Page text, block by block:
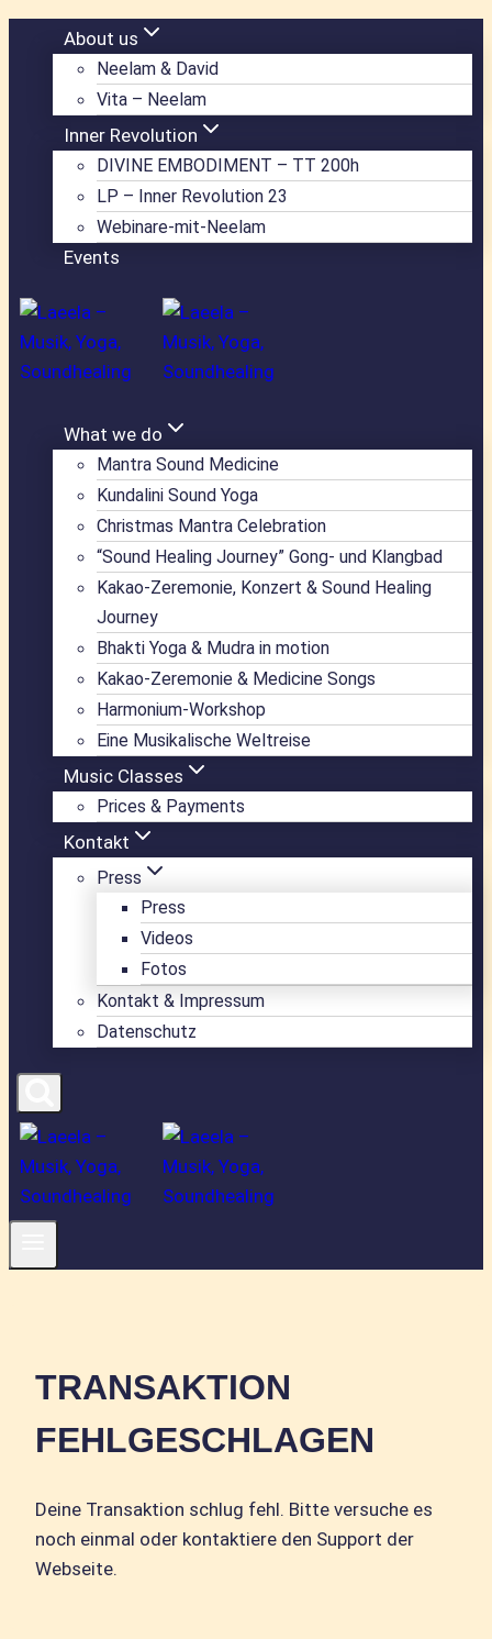
About us
Neelam & David
Vita – Neelam
Inner Revolution
DIVINE EMBODIMENT – TT 200h
LP – Inner Revolution 23
Webinare-mit-Neelam
Events
What we do
Mantra Sound Medicine
Kundalini Sound Yoga
Christmas Mantra Celebration
“Sound Healing Journey” Gong- und Klangbad
Kakao-Zeremonie, Konzert & Sound Healing
Journey
Bhakti Yoga & Mudra in motion
Kakao-Zeremonie & Medicine Songs
Harmonium-Workshop
Eine Musikalische Weltreise
Music Classes
Prices & Payments
Kontakt
Press
Press
Videos
Fotos
Kontakt & Impressum
Datenschutz
TRANSAKTION
FEHLGESCHLAGEN
Deine Transaktion schlug fehl. Bitte versuche es
noch einmal oder kontaktiere den Support der
Webseite.